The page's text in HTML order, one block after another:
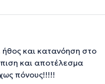
ήθος και κατανόηση στο
και αποτέλεσμα
πόνους!!!!!